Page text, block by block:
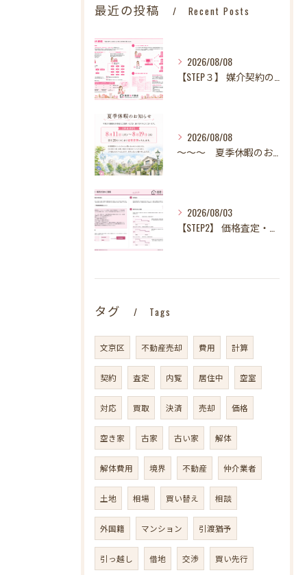
最近の投稿 Recent Posts
2026/08/08
2026/08/08
2026/08/03
タグ Tags
文京区 不動産売却 費用 計算
契約 査定 内覧 居住中 空室
対応 買取 決済 売却 価格
空き家 古家 古い家 解体
解体費用 境界 不動産 仲介業者
土地 相場 買い替え 相談
外国籍 マンション 引渡猶予
引っ越し 借地 交渉 買い先行